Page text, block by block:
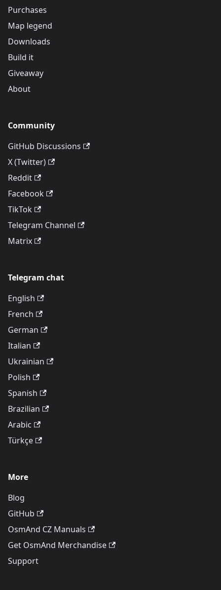
Purchases
Map legend
Downloads
Build it
Giveaway
About
Community
GitHub Discussions
X (Twitter)
Reddit
Facebook
TikTok
Telegram Channel
Matrix
Telegram chat
English
French
German
Italian
Ukrainian
Polish
Spanish
Brazilian
Arabic
Türkçe
More
Blog
GitHub
OsmAnd CZ Manuals
Get OsmAnd Merchandise
Support